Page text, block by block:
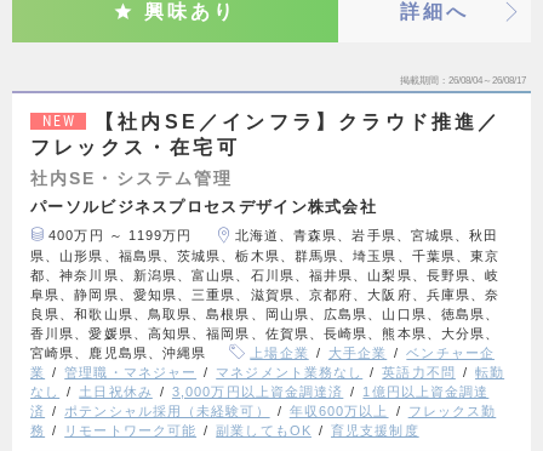
興味あり 詳細へ
掲載期間 26/08/04～26/08/17
NEW
【社内SE／インフラ】クラウド推進／
フレックス・在宅可
社内SE・システム管理
パーソルビジネスプロセスデザイン株式会社
400万円 ～ 1199万円
北海道、青森県、岩手県、宮城県、秋田
県、山形県、福島県、茨城県、栃木県、群馬県、埼玉県、千葉県、東京
都、神奈川県、新潟県、富山県、石川県、福井県、山梨県、長野県、岐
阜県、静岡県、愛知県、三重県、滋賀県、京都府、大阪府、兵庫県、奈
良県、和歌山県、鳥取県、島根県、岡山県、広島県、山口県、徳島県、
香川県、愛媛県、高知県、福岡県、佐賀県、長崎県、熊本県、大分県、
宮崎県、鹿児島県、沖縄県
上場企業 大手企業
ベンチャー企
業
管理職・マネジャー マネジメント業務なし 英語力不問
転勤
なし
土日祝休み 3,000万円以上資金調達済
1億円以上資金調達
済
ポテンシャル採用（未経験可） 年収600万以上
フレックス勤
務
リモートワーク可能 副業してもOK 育児支援制度